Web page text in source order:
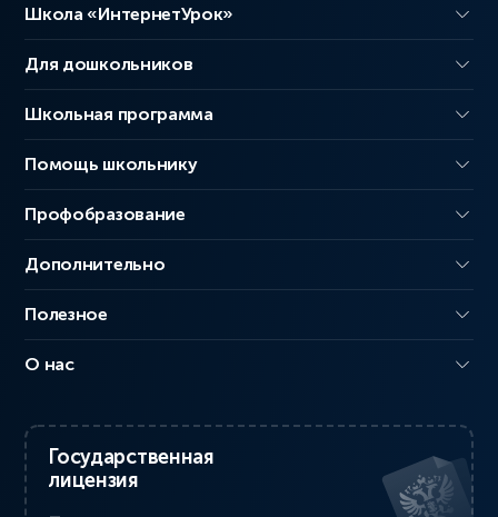
Школа «ИнтернетУрок»
Для дошкольников
Школьная программа
Помощь школьнику
Профобразование
Дополнительно
Полезное
О нас
Государственная
лицензия